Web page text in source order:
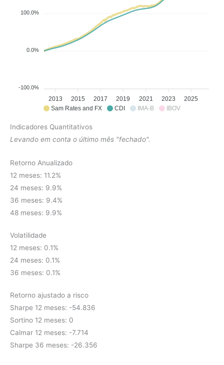
Sam Rates and FX CDI IMA-B IBOV
100.0%
0.0%
-100.0%
2013 2015 2017 2019 2021 2023 2025
Indicadores Quantitativos
Levando em conta o último mês "fechado".
Retorno Anualizado
12 meses: 11.2%
24 meses: 9.9%
36 meses: 9.4%
48 meses: 9.9%
Volatilidade
12 meses: 0.1%
24 meses: 0.1%
36 meses: 0.1%
Retorno ajustado a risco
Sharpe 12 meses: -54.836
Sortino 12 meses: 0
Calmar 12 meses: -7.714
Sharpe 36 meses: -26.356